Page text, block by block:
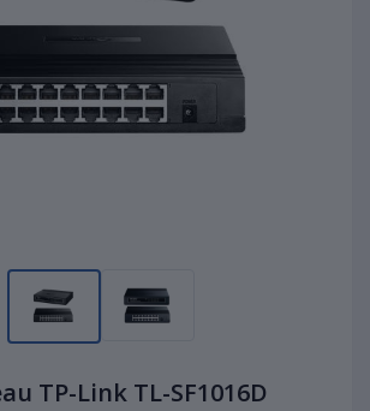
TP-Link TL-SF1016D